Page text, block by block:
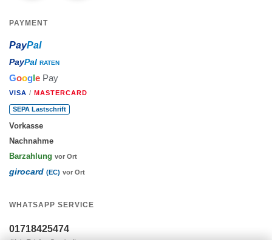
PAYMENT
PayPal
PayPal RATEN
Google Pay
VISA / MASTERCARD
SEPA Lastschrift
Vorkasse
Nachnahme
Barzahlung vor Ort
girocard (EC) vor Ort
WHATSAPP SERVICE
01718425474